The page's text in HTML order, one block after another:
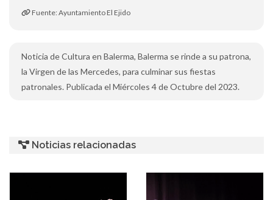
Fuente: Ayuntamiento El Ejido
Noticia de Cultura en Balerma, Balerma se rinde a su patrona,
la Virgen de las Mercedes, para culminar sus fiestas
patronales. Publicada el Miércoles 4 de Octubre del 2023.
Noticias relacionadas